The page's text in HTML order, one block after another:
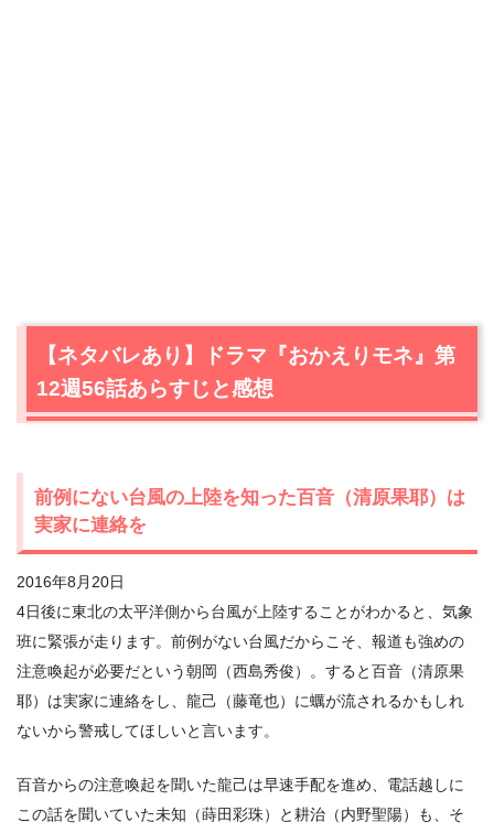
【ネタバレあり】ドラマ『おかえりモネ』第
12週56話あらすじと感想
前例にない台風の上陸を知った百音（清原果耶）は
実家に連絡を
2016年8月20日
4日後に東北の太平洋側から台風が上陸することがわかると、気象
班に緊張が走ります。前例がない台風だからこそ、報道も強めの
注意喚起が必要だという朝岡（西島秀俊）。すると百音（清原果
耶）は実家に連絡をし、龍己（藤竜也）に蠣が流されるかもしれ
ないから警戒してほしいと言います。
百音からの注意喚起を聞いた龍己は早速手配を進め、電話越しに
この話を聞いていた未知（蒔田彩珠）と耕治（内野聖陽）も、そ